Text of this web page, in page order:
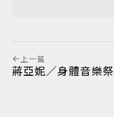
上一篇
蔣亞妮／身體音樂祭